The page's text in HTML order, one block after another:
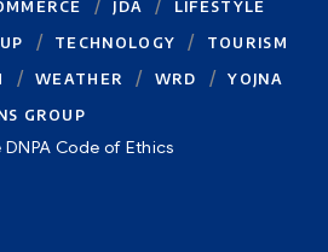
JDA
LIFESTYLE
TECHNOLOGY
TOURISM
WEATHER WRD
YOJNA
GROUP
Code of Ethics